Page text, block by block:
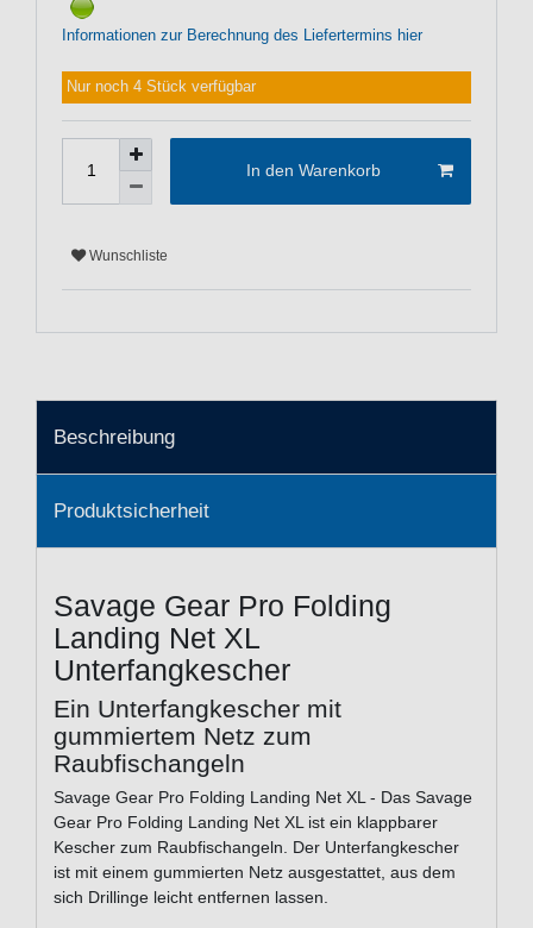
Informationen zur Berechnung des Liefertermins hier
Nur noch 4 Stück verfügbar
In den Warenkorb
Wunschliste
Beschreibung
Produktsicherheit
Savage Gear Pro Folding
Landing Net XL
Unterfangkescher
Ein Unterfangkescher mit
gummiertem Netz zum
Raubfischangeln
Savage Gear Pro Folding Landing Net XL - Das Savage
Gear Pro Folding Landing Net XL ist ein klappbarer
Kescher zum Raubfischangeln. Der Unterfangkescher
ist mit einem gummierten Netz ausgestattet, aus dem
sich Drillinge leicht entfernen lassen.